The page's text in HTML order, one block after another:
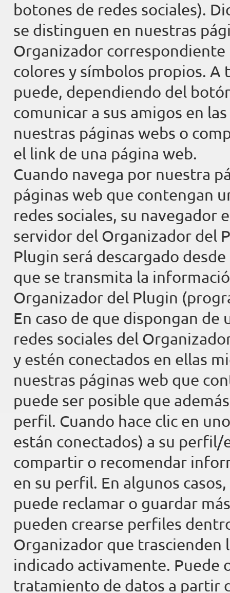
botones de redes sociales).
se distinguen en nuestras
Organizador correspondiente
colores y símbolos propios. A
puede, dependiendo del
comunicar a sus amigos en
nuestras páginas webs o
el link de una página web.
Cuando navega por nuestra
páginas web que contengan
redes sociales, su navegador
servidor del Organizador del
Plugin será descargado
que se transmita la
Organizador del Plugin
En caso de que dispongan
redes sociales del
y estén conectados en ellas
nuestras páginas web que
puede ser posible que
perfil. Cuando hace clic en
están conectados) a su perfil/
compartir o recomendar
en su perfil. En algunos
puede reclamar o guardar
pueden crearse perfiles
Organizador que trascienden
indicado activamente. Puede
tratamiento de datos a partir